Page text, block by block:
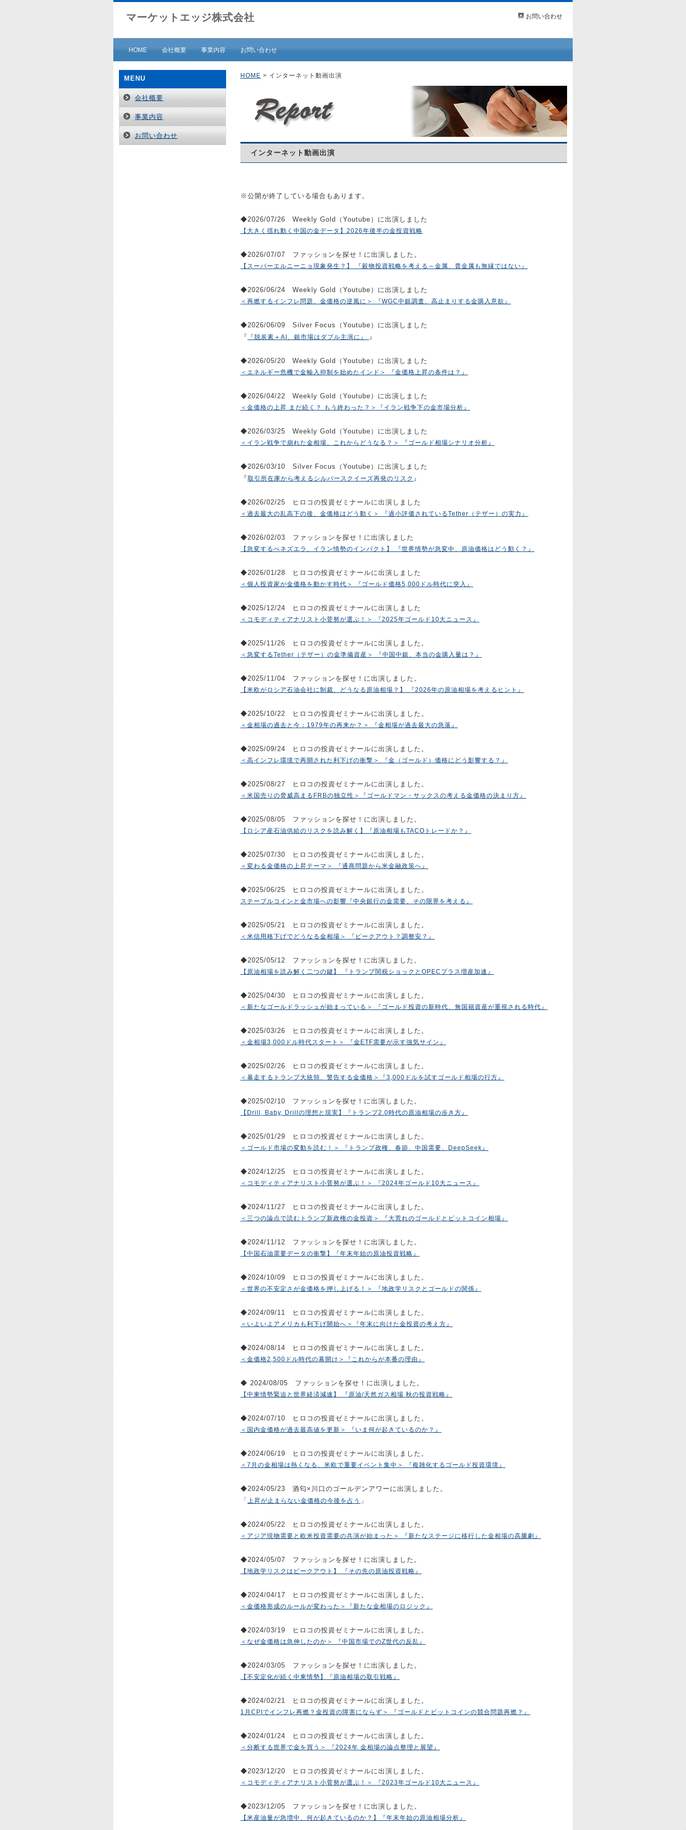
マーケットエッジ株式会社 お問い合わせ
HOME 会社概要 事業内容 お問い合わせ
HOME > インターネット動画出演
インターネット動画出演
※公開が終了している場合もあります。
◆2026/07/26 Weekly Gold（Youtube）に出演しました
【大きく揺れ動く中国の金データ】2026年後半の金投資戦略
◆2026/07/07 ファッションを探せ！に出演しました。
【スーパーエルニーニョ現象発生？】 『穀物投資戦略を考える～金属、貴金属も無縁ではない』
◆2026/06/24 Weekly Gold（Youtube）に出演しました
＜再燃するインフレ問題、金価格の逆風に＞ 『WGC中銀調査、高止まりする金購入意欲』
◆2026/06/09 Silver Focus（Youtube）に出演しました
『
『脱炭素＋AI、銀市場はダブル主演に』 』
◆2026/05/20 Weekly Gold（Youtube）に出演しました
＜エネルギー危機で金輸入抑制を始めたインド＞ 『金価格上昇の条件は？』
◆2026/04/22 Weekly Gold（Youtube）に出演しました
＜金価格の上昇 まだ続く？ もう終わった？＞『イラン戦争下の金市場分析』
◆2026/03/25 Weekly Gold（Youtube）に出演しました
＜イラン戦争で崩れた金相場、これからどうなる？＞ 『ゴールド相場シナリオ分析』
◆2026/03/10 Silver Focus（Youtube）に出演しました
『取引所在庫から考えるシルバースクイーズ再発のリスク 』
◆2026/02/25 ヒロコの投資ゼミナールに出演しました
＜過去最大の乱高下の後、金価格はどう動く＞ 『過小評価されているTether（テザー）の実力』
◆2026/02/03 ファッションを探せ！に出演しました
【急変するべネズエラ、イラン情勢のインパクト】 『世界情勢が急変中、原油価格はどう動く？』
◆2026/01/28 ヒロコの投資ゼミナールに出演しました
＜個人投資家が金価格を動かす時代＞ 『ゴールド価格5,000ドル時代に突入』
◆2025/12/24 ヒロコの投資ゼミナールに出演しました
＜コモディティアナリスト小菅努が選ぶ！＞ 『2025年ゴールド10大ニュース』
◆2025/11/26 ヒロコの投資ゼミナールに出演しました。
＜急変するTether（テザー）の金準備資産＞ 『中国中銀、本当の金購入量は？』
◆2025/11/04 ファッションを探せ！に出演しました。
【米欧がロシア石油会社に制裁、どうなる原油相場？】 『2026年の原油相場を考えるヒント』
◆2025/10/22 ヒロコの投資ゼミナールに出演しました。
＜金相場の過去と今：1979年の再来か？＞ 『金相場が過去最大の急落』
◆2025/09/24 ヒロコの投資ゼミナールに出演しました。
＜高インフレ環境で再開された利下げの衝撃＞ 『金（ゴールド）価格にどう影響する？』
◆2025/08/27 ヒロコの投資ゼミナールに出演しました。
＜米国売りの脅威高まるFRBの独立性＞『ゴールドマン・サックスの考える金価格の決まり方』
◆2025/08/05 ファッションを探せ！に出演しました。
【ロシア産石油供給のリスクを読み解く】『原油相場もTACOトレードか？』
◆2025/07/30 ヒロコの投資ゼミナールに出演しました。
＜変わる金価格の上昇テーマ＞ 『通商問題から米金融政策へ』
◆2025/06/25 ヒロコの投資ゼミナールに出演しました。
ステーブルコインと金市場への影響『中央銀行の金需要、その限界を考える』
◆2025/05/21 ヒロコの投資ゼミナールに出演しました。
＜米信用格下げでどうなる金相場＞ 『ピークアウト？調整安？』
◆2025/05/12 ファッションを探せ！に出演しました。
【原油相場を読み解く二つの鍵】 『トランプ関税ショックとOPECプラス増産加速』
◆2025/04/30 ヒロコの投資ゼミナールに出演しました。
＜新たなゴールドラッシュが始まっている＞ 『ゴールド投資の新時代、無国籍資産が重視される時代』
◆2025/03/26 ヒロコの投資ゼミナールに出演しました。
＜金相場3,000ドル時代スタート＞ 『金ETF需要が示す強気サイン』
◆2025/02/26 ヒロコの投資ゼミナールに出演しました。
＜暴走するトランプ大統領、警告する金価格＞『3,000ドルを試すゴールド相場の行方』
◆2025/02/10 ファッションを探せ！に出演しました。
【Drill, Baby, Drillの理想と現実】『トランプ2.0時代の原油相場の歩き方』
◆2025/01/29 ヒロコの投資ゼミナールに出演しました。
＜ゴールド市場の変動を読む！＞ 『トランプ政権、春節、中国需要、DeepSeek』
◆2024/12/25 ヒロコの投資ゼミナールに出演しました。
＜コモディティアナリスト小菅努が選ぶ！＞ 『2024年ゴールド10大ニュース』
◆2024/11/27 ヒロコの投資ゼミナールに出演しました。
＜三つの論点で読むトランプ新政権の金投資＞ 『大荒れのゴールドとビットコイン相場』
◆2024/11/12 ファッションを探せ！に出演しました。
【中国石油需要データの衝撃】『年末年始の原油投資戦略』
◆2024/10/09 ヒロコの投資ゼミナールに出演しました。
＜世界の不安定さが金価格を押し上げる！＞ 『地政学リスクとゴールドの関係』
◆2024/09/11 ヒロコの投資ゼミナールに出演しました。
＜いよいよアメリカも利下げ開始へ＞『年末に向けた金投資の考え方』
◆2024/08/14 ヒロコの投資ゼミナールに出演しました。
＜金価格2,500ドル時代の幕開け＞『これからが本番の理由』
◆ 2024/08/05 ファッションを探せ！に出演しました。
【中東情勢緊迫と世界経済減速】 『原油/天然ガス相場 秋の投資戦略』
◆2024/07/10 ヒロコの投資ゼミナールに出演しました。
＜国内金価格が過去最高値を更新＞ 『いま何が起きているのか？』
◆2024/06/19 ヒロコの投資ゼミナールに出演しました。
＜7月の金相場は熱くなる、米欧で重要イベント集中＞ 『複雑化するゴールド投資環境』
◆2024/05/23 酒匂×川口のゴールデンアワーに出演しました。
「 上昇が止まらない金価格の今後を占う 」
◆2024/05/22 ヒロコの投資ゼミナールに出演しました。
＜アジア現物需要と欧米投資需要の共演が始まった＞ 『新たなステージに移行した金相場の高騰劇』
◆2024/05/07 ファッションを探せ！に出演しました。
【地政学リスクはピークアウト】 『その先の原油投資戦略』
◆2024/04/17 ヒロコの投資ゼミナールに出演しました。
＜金価格形成のルールが変わった＞『新たな金相場のロジック』
◆2024/03/19 ヒロコの投資ゼミナールに出演しました。
＜なぜ金価格は急伸したのか＞ 『中国市場でのZ世代の反乱』
◆2024/03/05 ファッションを探せ！に出演しました。
【不安定化が続く中東情勢】『原油相場の取引戦略』
◆2024/02/21 ヒロコの投資ゼミナールに出演しました。
1月CPIでインフレ再燃？金投資の障害にならず＞ 『ゴールドとビットコインの競合問題再燃？』
◆2024/01/24 ヒロコの投資ゼミナールに出演しました。
＜分断する世界で金を買う＞ 『2024年 金相場の論点整理と展望』
◆2023/12/20 ヒロコの投資ゼミナールに出演しました。
＜コモディティアナリスト小菅努が選ぶ！＞ 『2023年ゴールド10大ニュース』
◆2023/12/05 ファッションを探せ！に出演しました。
【米産油量が急増中、何が起きているのか？】『年末年始の原油相場分析』
MENU
会社概要
事業内容
お問い合わせ